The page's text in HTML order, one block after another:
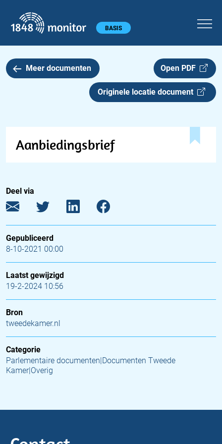
Hoofdmenu BASIS
Meer documenten Open PDF
Originele locatie document
Aanbiedingsbrief
Deel via
Gepubliceerd
8-10-2021 00:00
Laatst gewijzigd
19-2-2024 10:56
Bron
tweedekamer.nl
Categorie
Parlementaire documenten|Documenten Tweede
Kamer|Overig